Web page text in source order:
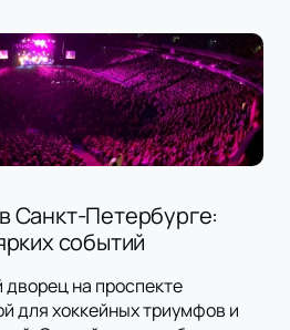
Санкт-Петербурге:
событий
на проспекте
для хоккейных триумфов и